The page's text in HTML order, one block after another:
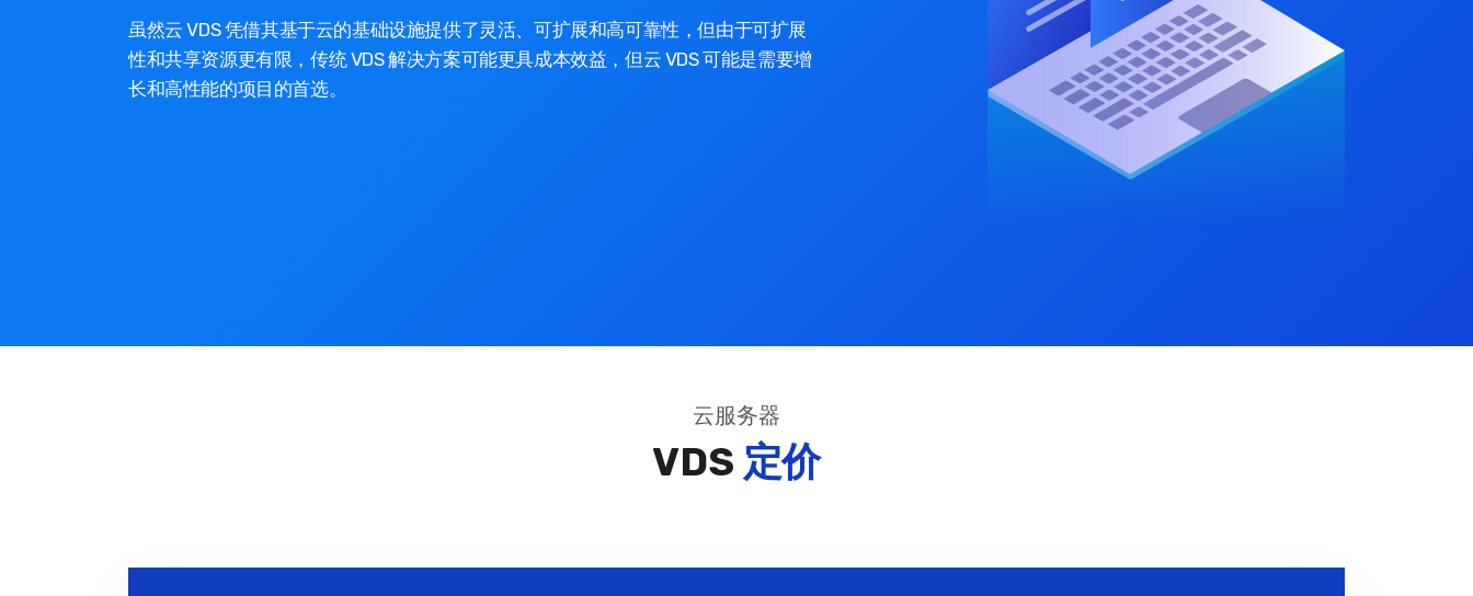
虽然云 VDS 凭借其基于云的基础设施提供了灵活、可扩展和高可靠性，但由于可扩展
性和共享资源更有限，传统 VDS 解决方案可能更具成本效益，但云 VDS 可能是需要增
长和高性能的项目的首选。
云服务器
VDS 定价